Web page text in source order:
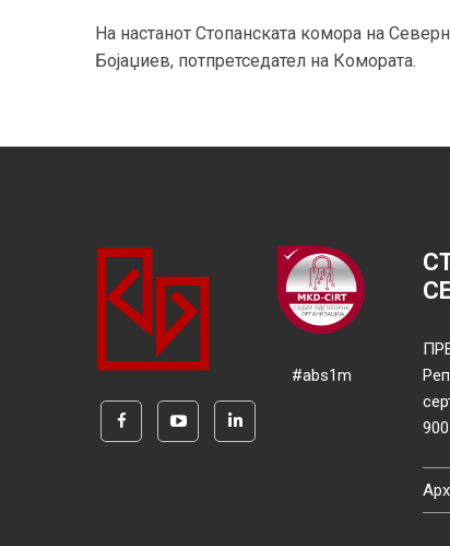
На настанот Стопанската комора на
Бојаџиев, потпретседател на Комората.
#abs1m